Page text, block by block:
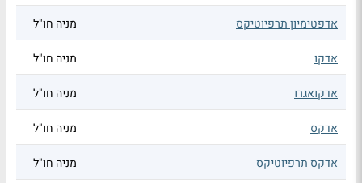
אדפטימיון תרפיוטיקס
מניה חו"ל
אדקו מניה חו"ל
אדקואגרו מניה חו"ל
אדקס מניה חו"ל
אדקס תרפיוטיקס מניה חו"ל